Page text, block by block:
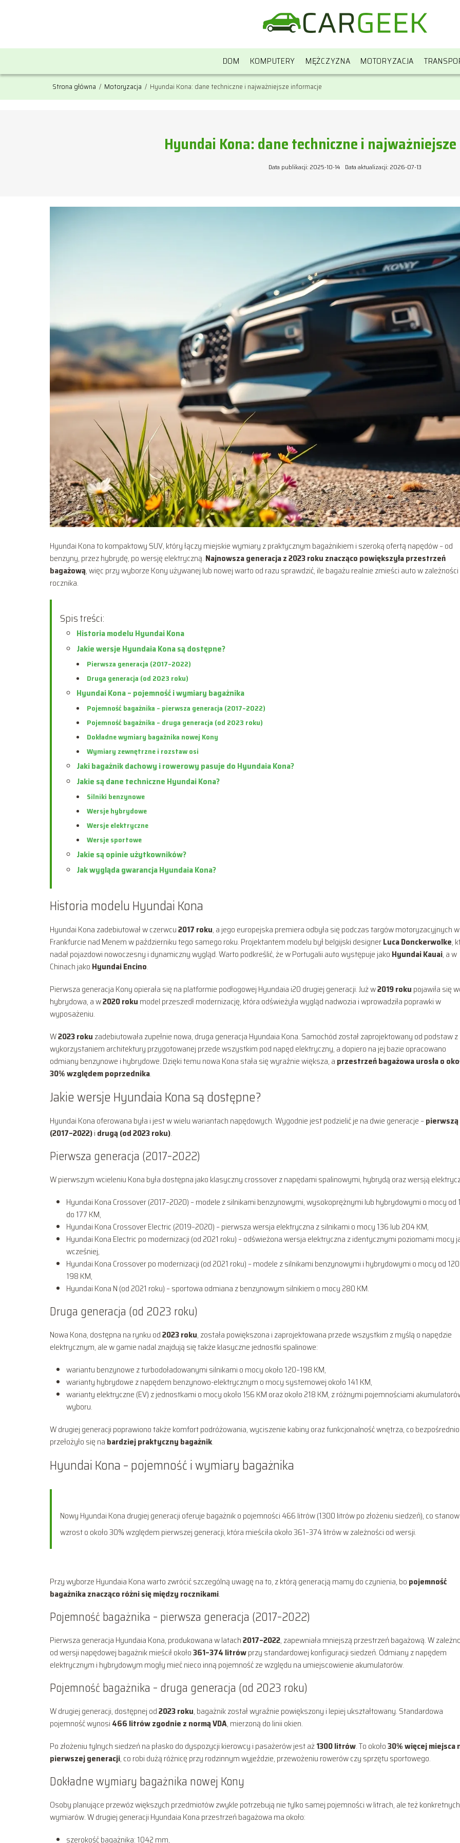
DOM KOMPUTERY MĘŻCZYZNA MOTORYZACJA
Strona główna / Motoryzacja / Hyundai Kona: dane techniczne i najważniejsze informacje
Hyundai Kona: dane techniczne i
Data publikacji: 2025-10-14 Data aktualizacji: 2026-07-13
Hyundai Kona to kompaktowy SUV, który łączy miejskie wymiary z praktycznym bagażnikiem i szeroką ofertą napędów – od
benzyny, przez hybrydę, po wersję elektryczną. Najnowsza generacja z 2023 roku znacząco powiększyła przestrzeń
bagażową, więc przy wyborze Kony używanej lub nowej warto od razu sprawdzić, ile bagażu realnie zmieści auto w
rocznika.
Spis treści:
Historia modelu Hyundai Kona
Jakie wersje Hyundaia Kona są dostępne?
Pierwsza generacja (2017–2022)
Druga generacja (od 2023 roku)
Hyundai Kona – pojemność i wymiary bagażnika
Pojemność bagażnika – pierwsza generacja (2017–2022)
Pojemność bagażnika – druga generacja (od 2023 roku)
Dokładne wymiary bagażnika nowej Kony
Wymiary zewnętrzne i rozstaw osi
Jaki bagażnik dachowy i rowerowy pasuje do Hyundaia Kona?
Jakie są dane techniczne Hyundai Kona?
Silniki benzynowe
Wersje hybrydowe
Wersje elektryczne
Wersje sportowe
Jakie są opinie użytkowników?
Jak wygląda gwarancja Hyundaia Kona?
Historia modelu Hyundai Kona
Hyundai Kona zadebiutował w czerwcu2017 roku, a jego europejska premiera odbyła się podczas targów motoryzacyjnych
Frankfurcie nad Menem w październiku tego samego roku. Projektantem modelu był belgijski designerLuca Donckerwolke,
nadał pojazdowi nowoczesny i dynamiczny wygląd. Warto podkreślić, że w Portugalii auto występuje jako Hyundai Kauai, a w
Chinach jako Hyundai Encino.
Pierwsza generacja Kony opierała się na platformie podłogowej Hyundaia i20 drugiej generacji. Już w2019 roku pojawiła się
hybrydowa, a w2020 roku model przeszedł modernizację, która odświeżyła wygląd nadwozia i wprowadziła poprawki w
wyposażeniu.
W2023 roku zadebiutowała zupełnie nowa, druga generacja Hyundaia Kona. Samochód został zaprojektowany od podstaw z
wykorzystaniem architektury przygotowanej przede wszystkim pod napęd elektryczny, a dopiero na jej bazie opracowano
odmiany benzynowe i hybrydowe. Dzięki temu nowa Kona stała się wyraźnie większa, a przestrzeń bagażowa urosła o
30% względem poprzednika.
Jakie wersje Hyundaia Kona są dostępne?
Hyundai Kona oferowana była i jest w wielu wariantach napędowych. Wygodnie jest podzielić je na dwie generacje –pierwszą
(2017–2022)i drugą (od 2023 roku).
Pierwsza generacja (2017–2022)
W pierwszym wcieleniu Kona była dostępna jako klasyczny crossover z napędami spalinowymi, hybrydą oraz wersją
Hyundai Kona Crossover (2017–2020) – modele z silnikami benzynowymi, wysokoprężnymi lub hybrydowymi o mocy od
do 177 KM,
Hyundai Kona Crossover Electric (2019–2020) – pierwsza wersja elektryczna z silnikami o mocy 136 lub 204 KM,
Hyundai Kona Electric po modernizacji (od 2021 roku) – odświeżona wersja elektryczna z identycznymi poziomami mocy
wcześniej,
Hyundai Kona Crossover po modernizacji (od 2021 roku) – modele z silnikami benzynowymi i hybrydowymi o mocy od
198 KM,
Hyundai Kona N (od 2021 roku) – sportowa odmiana z benzynowym silnikiem o mocy 280 KM.
Druga generacja (od 2023 roku)
Nowa Kona, dostępna na rynku od2023 roku, została powiększona i zaprojektowana przede wszystkim z myślą o napędzie
elektrycznym, ale w gamie nadal znajdują się także klasyczne jednostki spalinowe:
wariantu benzynowe z turbodoładowanymi silnikami o mocy około 120–198 KM,
warianty hybrydowe z napędem benzynowo-elektrycznym o mocy systemowej około 141 KM,
warianty elektryczne (EV) z jednostkami o mocy około 156 KM oraz około 218 KM, z różnymi pojemnościami
wyboru.
W drugiej generacji poprawiono także komfort podróżowania, wyciszenie kabiny oraz funkcjonalność wnętrza, co bezpośrednio
przełożyło się na bardziej praktyczny bagażnik.
Hyundai Kona – pojemność i wymiary bagażnika
Nowy Hyundai Kona drugiej generacji oferuje bagażnik o pojemności 466 litrów (1300 litrów po złożeniu siedzeń), co
wzrost o około 30% względem pierwszej generacji, która mieściła około 361–374 litrów w zależności od wersji.
Przy wyborze Hyundaia Kona warto zwrócić szczególną uwagę na to, z którą generacją mamy do czynienia, bo pojemność
bagażnika znacząco różni się między rocznikami.
Pojemność bagażnika – pierwsza generacja (2017–2022)
Pierwsza generacja Hyundaia Kona, produkowana w latach2017–2022, zapewniała mniejszą przestrzeń bagażową. W
od wersji napędowej bagażnik mieścił około361–374 litrówprzy standardowej konfiguracji siedzeń. Odmiany z napędem
elektrycznym i hybrydowym mogły mieć nieco inną pojemność ze względu na umiejscowienie akumulatorów.
Pojemność bagażnika – druga generacja (od 2023 roku)
W drugiej generacji, dostępnej od2023 roku, bagażnik został wyraźnie powiększony i lepiej ukształtowany. Standardowa
pojemność wynosi 466 litrów zgodnie z normą VDA, mierzoną do linii okien.
Po złożeniu tylnych siedzeń na płasko do dyspozycji kierowcy i pasażerów jest aż1300 litrów. To około30% więcej miejsca
pierwszej generacji, co robi dużą różnicę przy rodzinnym wyjeździe, przewożeniu rowerów czy sprzętu sportowego.
Dokładne wymiary bagażnika nowej Kony
Osoby planujące przewóz większych przedmiotów zwykle potrzebują nie tylko samej pojemności w litrach, ale też konkretnych
wymiarów. W drugiej generacji Hyundaia Kona przestrzeń bagażowa ma około:
szerokość bagażnika: 1042 mm,